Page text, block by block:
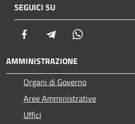
SEGUICI SU
Facebook Telegram
AMMINISTRAZIONE
Organi di Governo
Aree Amministrative
Uffici